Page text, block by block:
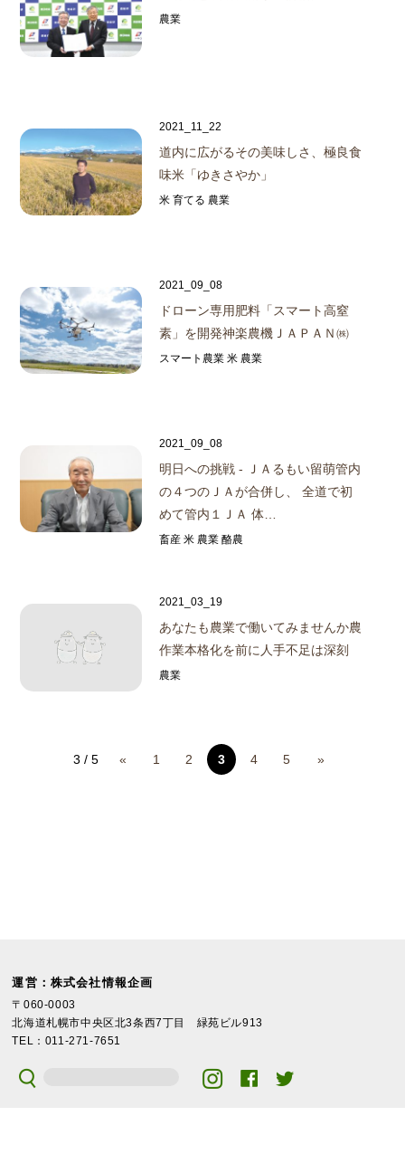
農業
2021_11_22
道内に広がるその美味しさ、極良食
味米「ゆきさやか」
米 育てる 農業
2021_09_08
ドローン専用肥料「スマート高窒
素」を開発神楽農機ＪＡＰＡＮ㈱
スマート農業 米 農業
2021_09_08
明日への挑戦 - ＪＡるもい留萌管内
の４つのＪＡが合併し、 全道で初
めて管内１ＪＡ 体…
畜産 米 農業 酪農
2021_03_19
あなたも農業で働いてみませんか農
作業本格化を前に人手不足は深刻
農業
3 / 5 « 1 2 3 4 5 »
運営：株式会社情報企画
〒060-0003
北海道札幌市中央区北3条西7丁目 緑苑ビル913
TEL：011-271-7651